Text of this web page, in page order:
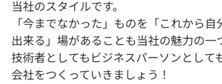
当社のスタイルです。
「今までなかった」ものを「これから
出来る」場があることも当社の魅力の一
技術者としてもビジネスパーソンとして
会社をつくっていきましょう！